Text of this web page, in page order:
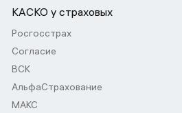
КАСКО у страховых
Росгосстрах
Согласие
ВСК
АльфаСтрахование
МАКС